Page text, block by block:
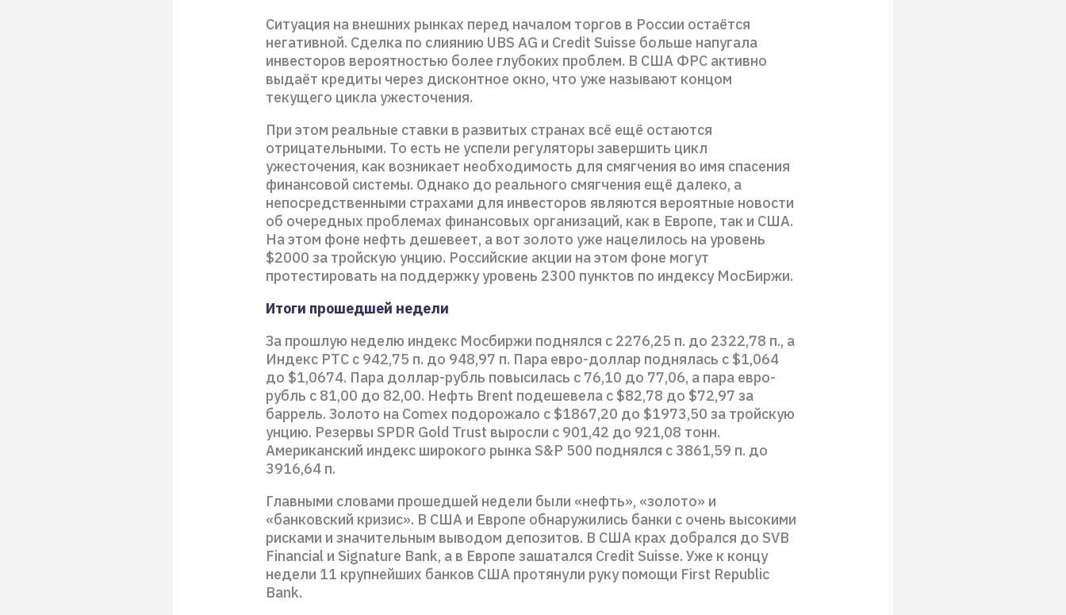
Ситуация на внешних рынках перед началом торгов в России остаётся
негативной. Сделка по слиянию UBS AG и Credit Suisse больше напугала
инвесторов вероятностью более глубоких проблем. В США ФРС активно
выдаёт кредиты через дисконтное окно, что уже называют концом
текущего цикла ужесточения.
При этом реальные ставки в развитых странах всё ещё остаются
отрицательными. То есть не успели регуляторы завершить цикл
ужесточения, как возникает необходимость для смягчения во имя спасения
финансовой системы. Однако до реального смягчения ещё далеко, а
непосредственными страхами для инвесторов являются вероятные новости
об очередных проблемах финансовых организаций, как в Европе, так и США.
На этом фоне нефть дешевеет, а вот золото уже нацелилось на уровень
$2000 за тройскую унцию. Российские акции на этом фоне могут
протестировать на поддержку уровень 2300 пунктов по индексу МосБиржи.
Итоги прошедшей недели
За прошлую неделю индекс Мосбиржи поднялся с 2276,25 п. до 2322,78 п., а
Индекс РТС с 942,75 п. до 948,97 п. Пара евро-доллар поднялась с $1,064
до $1,0674. Пара доллар-рубль повысилась с 76,10 до 77,06, а пара евро-
рубль с 81,00 до 82,00. Нефть Brent подешевела с $82,78 до $72,97 за
баррель. Золото на Comex подорожало с $1867,20 до $1973,50 за тройскую
унцию. Резервы SPDR Gold Trust выросли с 901,42 до 921,08 тонн.
Американский индекс широкого рынка S&P 500 поднялся с 3861,59 п. до
3916,64 п.
Главными словами прошедшей недели были «нефть», «золото» и
«банковский кризис». В США и Европе обнаружились банки с очень высокими
рисками и значительным выводом депозитов. В США крах добрался до SVB
Financial и Signature Bank, а в Европе зашатался Credit Suisse. Уже к концу
недели 11 крупнейших банков США протянули руку помощи First Republic
Bank.